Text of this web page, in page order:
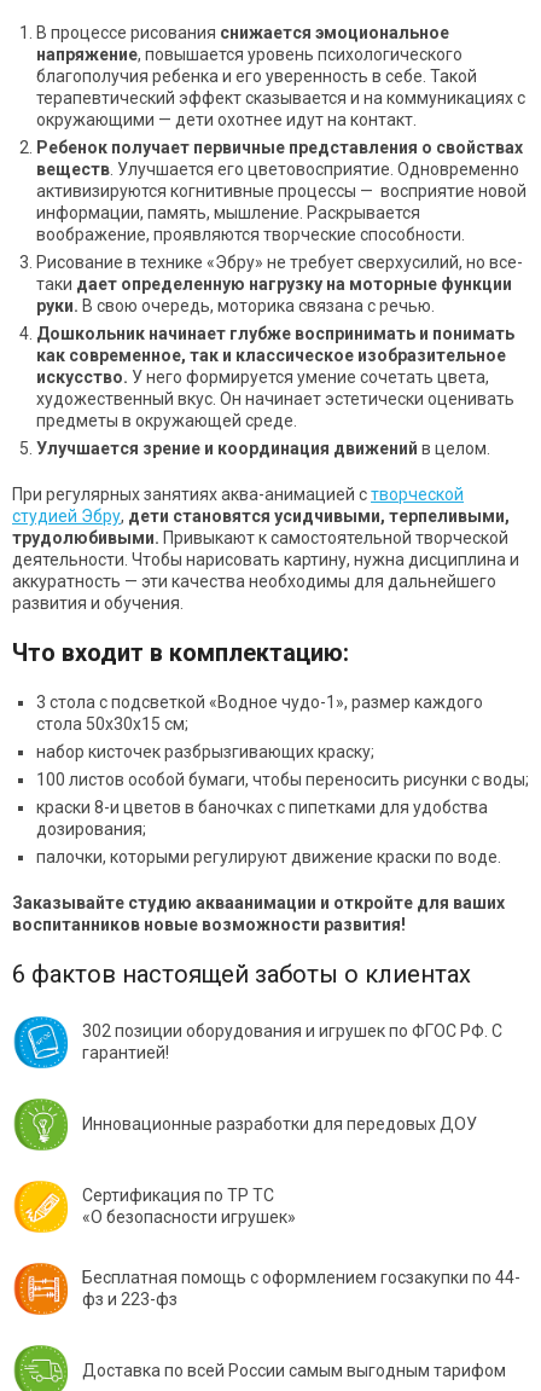
В процессе рисования снижается эмоциональное
напряжение, повышается уровень психологического
благополучия ребенка и его уверенность в себе. Такой
терапевтический эффект сказывается и на коммуникациях с
окружающими — дети охотнее идут на контакт.
Ребенок получает первичные представления о свойствах
веществ . Улучшается его цветовосприятие. Одновременно
активизируются когнитивные процессы — восприятие новой
информации, память, мышление. Раскрывается
воображение, проявляются творческие способности.
Рисование в технике «Эбру» не требует сверхусилий, но все-
таки дает определенную нагрузку на моторные функции
руки. В свою очередь, моторика связана с речью.
Дошкольник начинает глубже воспринимать и понимать
как современное, так и классическое изобразительное
искусство. У него формируется умение сочетать цвета,
художественный вкус. Он начинает эстетически оценивать
предметы в окружающей среде.
Улучшается зрение и координация движений в целом.
При регулярных занятиях аква-анимацией створческой
студией Эбру, дети становятся усидчивыми, терпеливыми,
трудолюбивыми. Привыкают к самостоятельной творческой
деятельности. Чтобы нарисовать картину, нужна дисциплина и
аккуратность — эти качества необходимы для дальнейшего
развития и обучения.
Что входит в комплектацию:
3 стола с подсветкой «Водное чудо-1», размер каждого
стола 50х30х15 см;
набор кисточек разбрызгивающих краску;
100 листов особой бумаги, чтобы переносить рисунки с воды;
краски 8-и цветов в баночках с пипетками для удобства
дозирования;
палочки, которыми регулируют движение краски по воде.
Заказывайте студию акваанимации и откройте для ваших
воспитанников новые возможности развития!
6 фактов настоящей заботы о клиентах
302 позиции оборудования и игрушек по ФГОС РФ. С
гарантией!
Инновационные разработки для передовых ДОУ
Сертификация по ТР ТС
«О безопасности игрушек»
Бесплатная помощь с оформлением госзакупки по 44-
фз и 223-фз
Доставка по всей России самым выгодным тарифом